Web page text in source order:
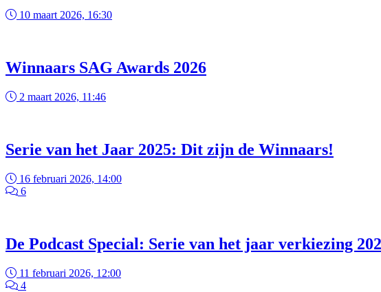
10 maart 2026, 16:30
Winnaars SAG Awards 2026
2 maart 2026, 11:46
Serie van het Jaar 2025: Dit zijn de Winnaars!
16 februari 2026, 14:00
6
De Podcast Special: Serie van het jaar verkiezing
11 februari 2026, 12:00
4